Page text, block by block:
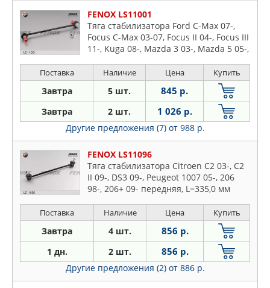
FENOX LS11001
Тяга стабилизатора Ford C-Max 07-,
Focus C-Max 03-07, Focus II 04-, Focus III
11-, Kuga 08-, Mazda 3 03-, Mazda 5 05-,
Поставка Наличие Цена Купить
Завтра 5 шт. 845 р.
Завтра 2 шт. 1 026 р.
Другие предложения (7) от 988 р.
FENOX LS11096
Тяга стабилизатора Citroen C2 03-, C2
II 09-, DS3 09-, Peugeot 1007 05-, 206
98-, 206+ 09- передняя, L=335,0 мм
Поставка Наличие Цена Купить
Завтра 4 шт. 856 р.
1 дн. 2 шт. 856 р.
Другие предложения (2) от 886 р.